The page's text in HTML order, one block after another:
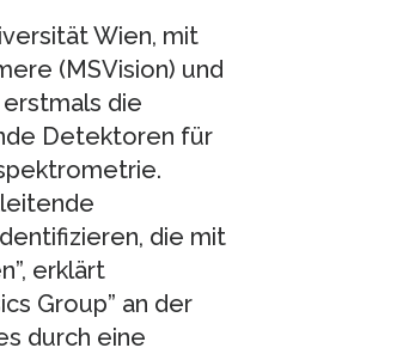
Wien, mit
(MSVision) und
die
Detektoren für
die mit
erklärt
Group” an der
durch eine